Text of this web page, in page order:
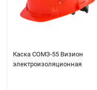
Каска СОМЗ-55 Визион
электроизоляционная